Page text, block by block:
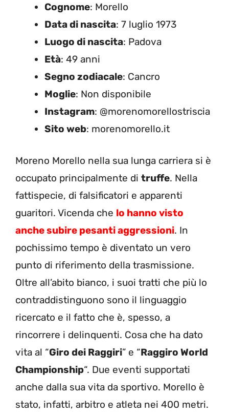
Cognome: Morello
Data di nascita: 7 luglio 1973
Luogo di nascita: Padova
Età: 49 anni
Segno zodiacale: Cancro
Moglie: Non disponibile
Instagram: @morenomorellostriscia
Sito web: morenomorello.it
Moreno Morello nella sua lunga carriera si è
occupato principalmente di truffe. Nella
fattispecie, di falsificatori e apparenti
guaritori. Vicenda che lo hanno visto
anche subire pesanti aggressioni. In
pochissimo tempo è diventato un vero
punto di riferimento della trasmissione.
Oltre all’abito bianco, i suoi tratti che più lo
contraddistinguono sono il linguaggio
ricercato e il fatto che è, spesso, a
rincorrere i delinquenti. Cosa che ha dato
vita al “Giro dei Raggiri” e “Raggiro World
Championship“. Due eventi supportati
anche dalla sua vita da sportivo. Morello è
stato, infatti, arbitro e atleta nei 400 metri.